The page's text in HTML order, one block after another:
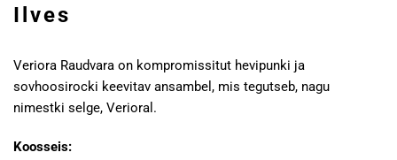
Ilves
Veriora Raudvara on kompromissitut hevipunki ja
sovhoosirocki keevitav ansambel, mis tegutseb, nagu
nimestki selge, Verioral.
Koosseis: